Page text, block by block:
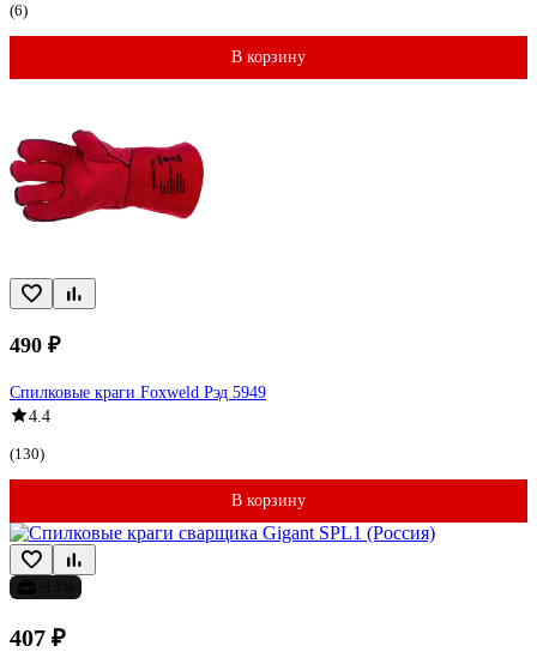
(6)
В корзину
490 ₽
Спилковые краги Foxweld Рэд 5949
4.4
(130)
В корзину
407 ₽